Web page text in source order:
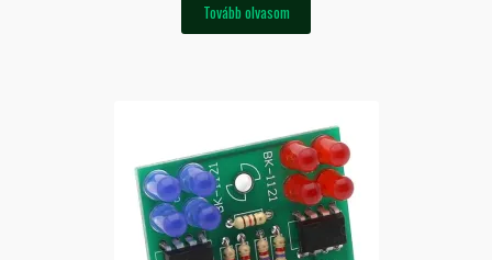
Tovább olvasom